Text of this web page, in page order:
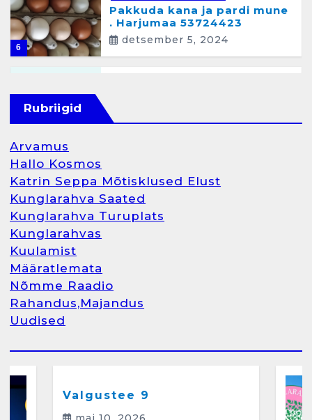
6
Pakkuda kana ja pardi mune
. Harjumaa 53724423
detsember 5, 2024
1
2
Kunglarahva Turuplats
kokkusaamise koht Soomes,
Rubriigid
Arvamus
Hallo Kosmos
Katrin Seppa Mõtisklused Elust
Kunglarahva Saated
Kunglarahva Turuplats
Kunglarahvas
Kuulamist
Määratlemata
Nõmme Raadio
Rahandus,Majandus
Uudised
Valgustee 9